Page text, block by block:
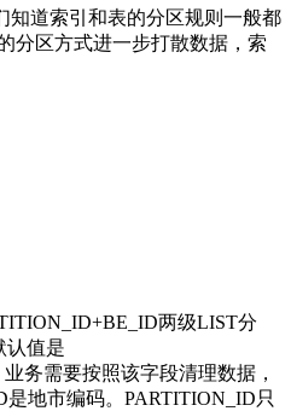
知道索引和表的分区规则一般都
分区方式进一步打散数据，索
两级LIST分
认值是
业务需要按照该字段清理数据，
地市编码。PARTITION_ID只